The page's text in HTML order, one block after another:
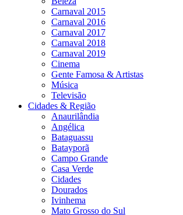
Carnaval 2015
Carnaval 2016
Carnaval 2017
Carnaval 2018
Carnaval 2019
Cinema
Gente Famosa & Artistas
Música
Televisão
Cidades & Região
Anaurilândia
Angélica
Bataguassu
Batayporã
Campo Grande
Casa Verde
Cidades
Dourados
Ivinhema
Mato Grosso do Sul